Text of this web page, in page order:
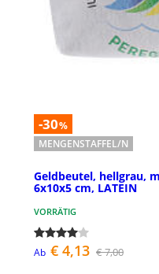
-30%
MENGENSTAFFEL/N
Geldbeutel, hellgrau,
6x10x5 cm, LATEIN
VORRÄTIG
Ab € 4,13 € 7,00